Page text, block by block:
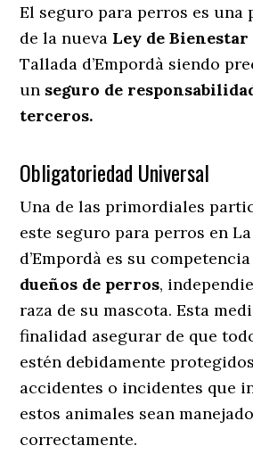
El seguro para perros es
de la nueva Ley de
Tallada d’Empordà siendo
un seguro de
terceros.
Obligatoriedad Universal
Una de las primordiales
este seguro para perros en
d’Empordà es su
dueños de perros,
raza de su mascota. Esta
finalidad asegurar de que
estén debidamente
accidentes o incidentes que
estos animales sean
correctamente.